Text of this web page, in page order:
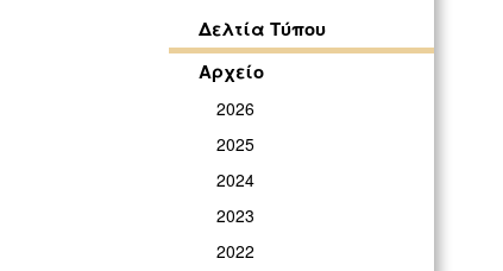
Δελτία Τύπου
Αρχείο
2026
2025
2024
2023
2022